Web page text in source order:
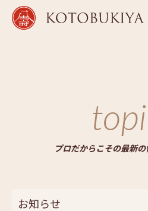
プロだからこその最新
お知らせ